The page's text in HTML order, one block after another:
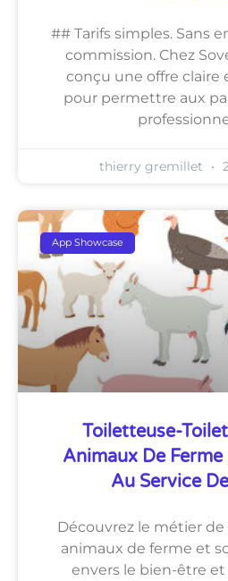
## Tarifs simples. Sans
commission. Chez
conçu une offre claire
pour permettre aux
thierry gremillet
App Showcase
Toiletteuse-
Animaux De Ferme
Au Service
Découvrez le métier
animaux de ferme et
envers le bien-être et